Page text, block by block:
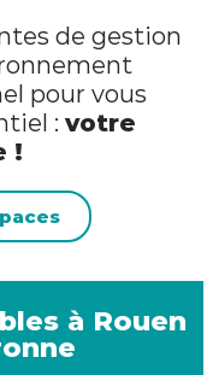
de gestion
pour vous
: votre
!
à Rouen